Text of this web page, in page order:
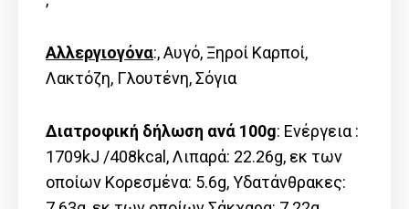
Αλλεργιογόνα:, Αυγό, Ξηροί Καρποί,
Λακτόζη, Γλουτένη, Σόγια
Διατροφική δήλωση ανά 100g: Ενέργεια :
1709kJ /408kcal, Λιπαρά: 22.26g, εκ των
οποίων Kορεσμένα: 5.6g, Υδατάνθρακες: